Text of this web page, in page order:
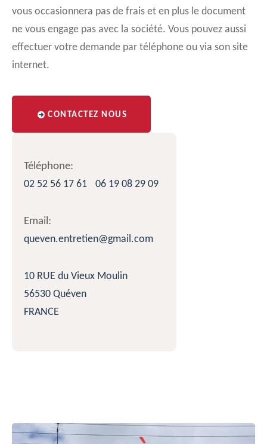
vous occasionnera pas de frais et en plus le document
ne vous engage pas avec la société. Vous pouvez aussi
effectuer votre demande par téléphone ou via son site
internet.
CONTACTEZ NOUS
Téléphone:
02 52 56 17 61
06 19 08 29 09
Email:
queven.entretien@gmail.com
10 RUE du Vieux Moulin
56530 Quéven
FRANCE